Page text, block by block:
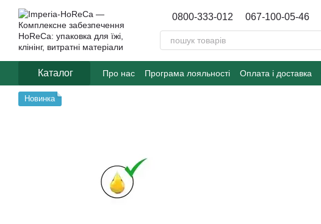
Перейти до основного контенту
0800-333-012 067-100-05-46
Каталог Про нас Програма лояльності Оплата і доставка
Договір публічної оферти
Блог
Новинка